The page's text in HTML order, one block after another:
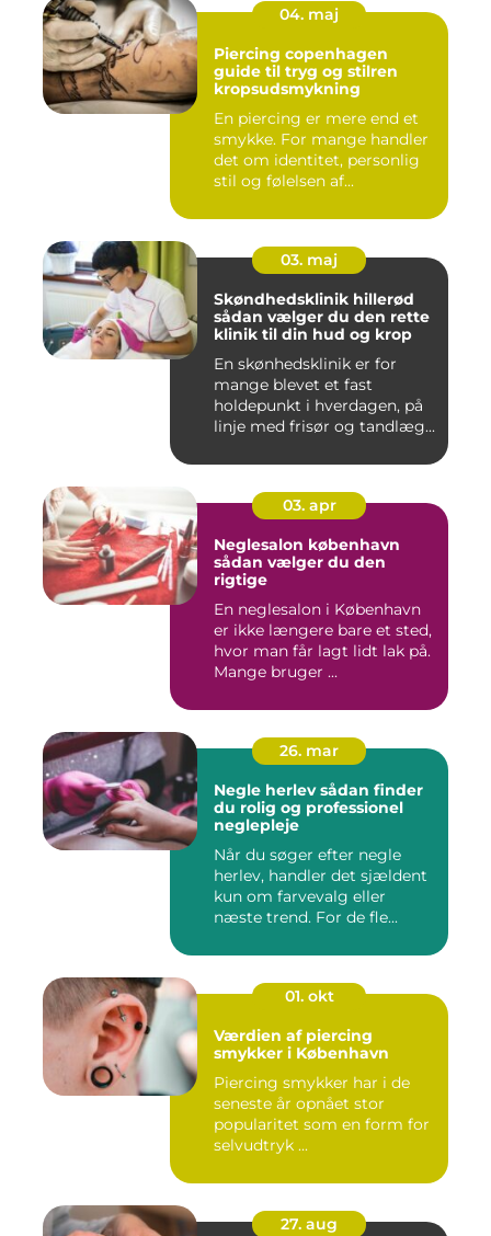
04. maj
Piercing copenhagen
guide til tryg og stilren
kropsudsmykning
En piercing er mere end et
smykke. For mange handler
det om identitet, personlig
stil og følelsen af...
03. maj
Skøndhedsklinik hillerød
sådan vælger du den rette
klinik til din hud og krop
En skønhedsklinik er for
mange blevet et fast
holdepunkt i hverdagen, på
linje med frisør og tandlæg...
03. apr
Neglesalon københavn
sådan vælger du den
rigtige
En neglesalon i København
er ikke længere bare et sted,
hvor man får lagt lidt lak på.
Mange bruger ...
26. mar
Negle herlev sådan finder
du rolig og professionel
neglepleje
Når du søger efter negle
herlev, handler det sjældent
kun om farvevalg eller
næste trend. For de fle...
01. okt
Værdien af piercing
smykker i København
Piercing smykker har i de
seneste år opnået stor
popularitet som en form for
selvudtryk ...
27. aug